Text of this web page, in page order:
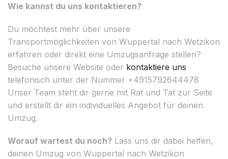
Wie kannst du uns kontaktieren?
Du möchtest mehr über unsere
Transportmöglichkeiten von Wuppertal nach Wetzikon
erfahren oder direkt eine Umzugsanfrage stellen?
Besuche unsere Website oder kontaktiere uns
telefonisch unter der Nummer +4915792644478
Unser Team steht dir gerne mit Rat und Tat zur Seite
und erstellt dir ein individuelles Angebot für deinen
Umzug.
Worauf wartest du noch? Lass uns dir dabei helfen,
deinen Umzug von Wuppertal nach Wetzikon